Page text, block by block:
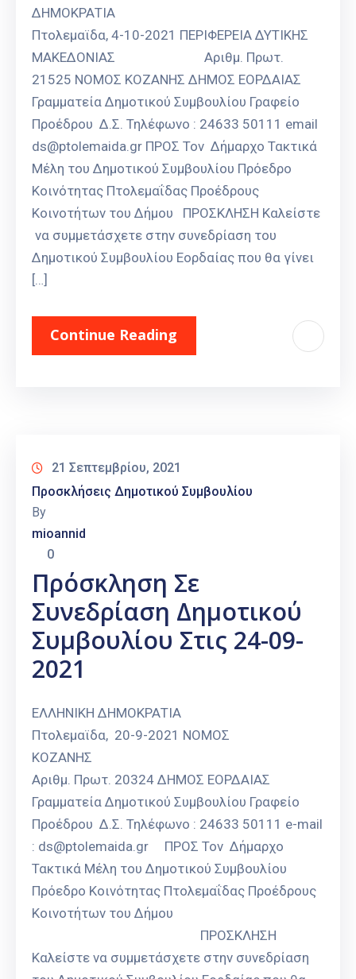
ΔΗΜΟΚΡΑΤΙΑ
Πτολεμαϊδα, 4-10-2021 ΠΕΡΙΦΕΡΕΙΑ ΔΥΤΙΚΗΣ
ΜΑΚΕΔΟΝΙΑΣ Αριθμ. Πρωτ.
21525 ΝΟΜΟΣ ΚΟΖΑΝΗΣ ΔΗΜΟΣ ΕΟΡΔΑΙΑΣ
Γραμματεία Δημοτικού Συμβουλίου Γραφείο
Προέδρου Δ.Σ. Τηλέφωνο : 24633 50111 email
ds@ptolemaida.gr ΠΡΟΣ Τον Δήμαρχο Τακτικά
Μέλη του Δημοτικού Συμβουλίου Πρόεδρο
Κοινότητας Πτολεμαΐδας Προέδρους
Κοινοτήτων του Δήμου ΠΡΟΣΚΛΗΣΗ Καλείστε
να συμμετάσχετε στην συνεδρίαση του
Δημοτικού Συμβουλίου Εορδαίας που θα γίνει
[…]
Continue Reading
21 Σεπτεμβρίου, 2021
Προσκλήσεις Δημοτικού Συμβουλίου
By
mioannid
0
Πρόσκληση Σε
Συνεδρίαση Δημοτικού
Συμβουλίου Στις 24-09-
2021
ΕΛΛΗΝΙΚΗ ΔΗΜΟΚΡΑΤΙΑ
Πτολεμαϊδα, 20-9-2021 ΝΟΜΟΣ
ΚΟΖΑΝΗΣ
Αριθμ. Πρωτ. 20324 ΔΗΜΟΣ ΕΟΡΔΑΙΑΣ
Γραμματεία Δημοτικού Συμβουλίου Γραφείο
Προέδρου Δ.Σ. Τηλέφωνο : 24633 50111 e-mail
: ds@ptolemaida.gr ΠΡΟΣ Τον Δήμαρχο
Τακτικά Μέλη του Δημοτικού Συμβουλίου
Πρόεδρο Κοινότητας Πτολεμαΐδας Προέδρους
Κοινοτήτων του Δήμου
ΠΡΟΣΚΛΗΣΗ
Καλείστε να συμμετάσχετε στην συνεδρίαση